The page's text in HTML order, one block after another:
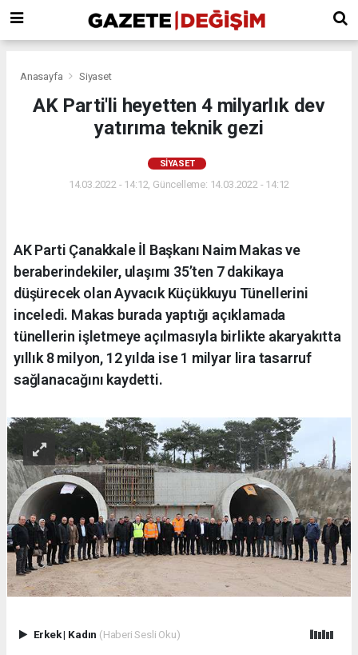
Anasayfa Siyaset
AK Parti'li heyetten 4 milyarlık dev
yatırıma teknik gezi
SIYASET
14.03.2022 - 14:12, Güncelleme: 14.03.2022 - 14:12
AK Parti Çanakkale İl Başkanı Naim Makas ve
beraberindekiler, ulaşımı 35’ten 7 dakikaya
düşürecek olan Ayvacık Küçükkuyu Tünellerini
inceledi. Makas burada yaptığı açıklamada
tünellerin işletmeye açılmasıyla birlikte akaryakıtta
yıllık 8 milyon, 12 yılda ise 1 milyar lira tasarruf
sağlanacağını kaydetti.
Erkek| Kadın (Haberi Sesli Oku)